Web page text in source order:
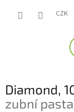
CZK
Diamond,
zubní pasta